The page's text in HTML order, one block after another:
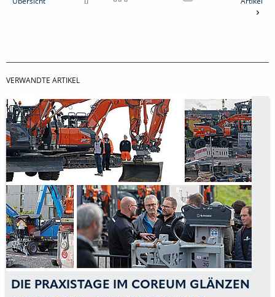
VERWANDTE ARTIKEL
DIE PRAXISTAGE IM COREUM GLÄNZEN